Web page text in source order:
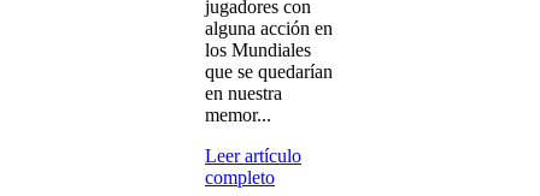
jugadores con
alguna acción en
los Mundiales
que se quedarían
en nuestra
memor...
Leer artículo
completo